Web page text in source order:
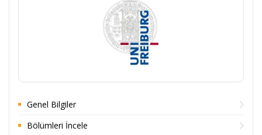
Genel Bilgiler
Bölümleri İncele